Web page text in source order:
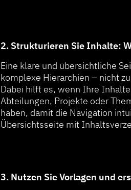
2. Strukturieren Sie Inhalte:
Eine klare und übersichtliche
komplexe Hierarchien – nicht
Dabei hilft es, wenn Ihre
Abteilungen, Projekte oder
haben, damit die Navigation
Übersichtsseite mit
3. Nutzen Sie Vorlagen und